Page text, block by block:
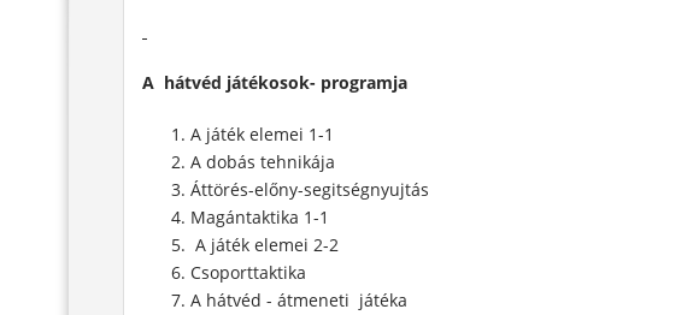
A hátvéd játékosok- programja
A játék elemei 1-1
A dobás tehnikája
Áttörés-előny-segitségnyujtás
Magántaktika 1-1
A játék elemei 2-2
Csoporttaktika
A hátvéd - átmeneti játéka